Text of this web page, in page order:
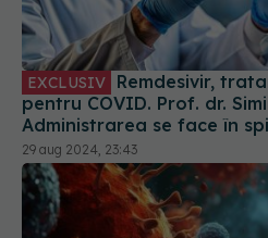
EXCLUSIV Remdesivir, tratamentul injectabil
pentru COVID. Prof. dr.
Administrarea se face în
29 aug 2024, 23:43